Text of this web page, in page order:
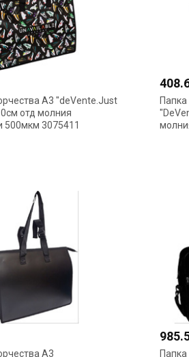
А3 "deVente.Just
отд молния
500мкм 3075411
А3